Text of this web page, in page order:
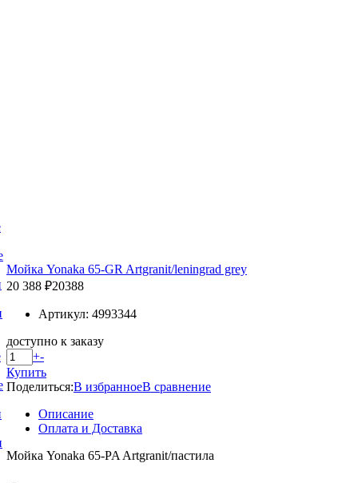
Мойка Yonaka 65-GR Artgranit/leningrad grey
20 388 ₽20388
Артикул: 4993344
доступно к заказу
+-
Купить
Поделиться:В избранноеВ сравнение
Описание
Оплата и Доставка
Мойка Yonaka 65-PA Artgranit/пастила